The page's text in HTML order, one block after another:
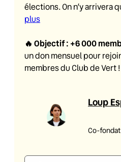
élections. On n’y arrivera
plus
🔥 Objectif : +6 000
un don mensuel pour
membres du Club de Vert !
Loup
Co-